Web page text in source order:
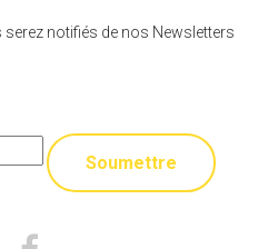
serez notifiés de nos Newsletters
Soumettre